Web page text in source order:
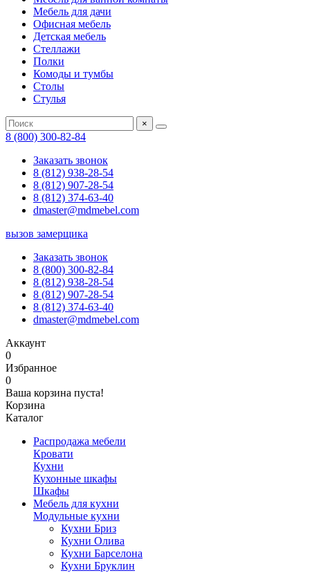
Мебель для дачи
Офисная мебель
Детская мебель
Стеллажи
Полки
Комоды и тумбы
Столы
Стулья
×
8 (800) 300-82-84
Заказать звонок
8 (812) 938-28-54
8 (812) 907-28-54
8 (812) 374-63-40
dmaster@mdmebel.com
вызов замерщика
Заказать звонок
8 (800) 300-82-84
8 (812) 938-28-54
8 (812) 907-28-54
8 (812) 374-63-40
dmaster@mdmebel.com
Аккаунт
0
Избранное
0
Ваша корзина пуста!
Корзина
Каталог
Распродажа мебели
Кровати
Кухни
Кухонные шкафы
Шкафы
Мебель для кухни
Модульные кухни
Кухни Бриз
Кухни Олива
Кухни Барселона
Кухни Бруклин